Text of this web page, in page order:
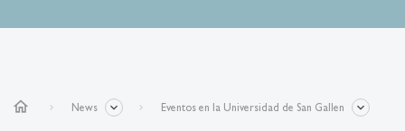
home News Eventos en la Universidad de San Gallen